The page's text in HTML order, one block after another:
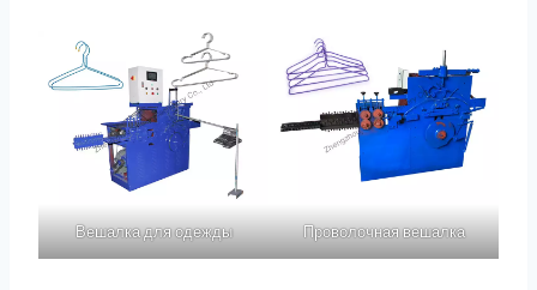
Вешалка для одежды Проволочная вешалка